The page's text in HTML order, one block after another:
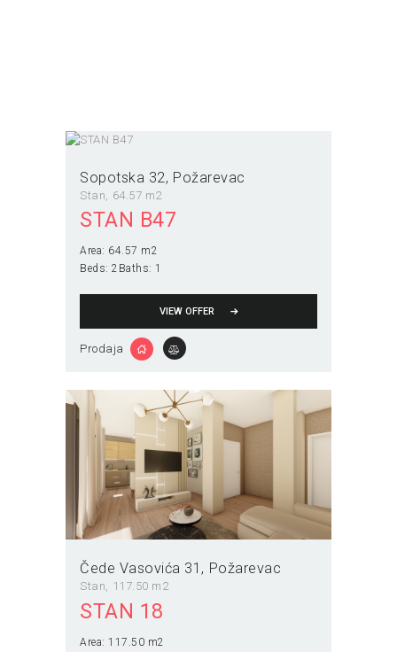
Sopotska 32 Požarevac
Stan 64.57 m2
STAN B47
Area: 64.57 m2
Beds: 2 Baths: 1
VIEW OFFER
Prodaja
Čede Vasovića 31 Požarevac
Stan 117.50 m2
STAN 18
Area: 117.50 m2